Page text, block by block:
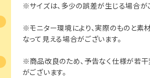
※サイズは、多少の誤差が生じる場合が
※モニター環境により、実際のものと素
なって見える場合がございます。
※商品改良のため、予告なく仕様が若
がございます。